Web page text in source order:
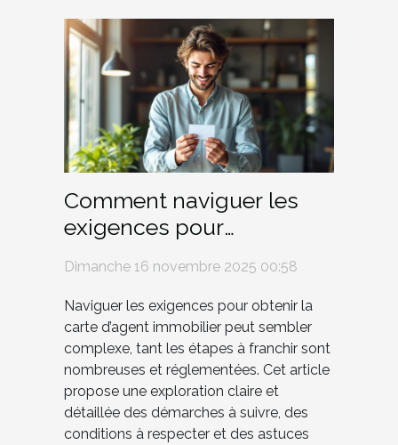
Comment naviguer les
exigences pour
l'obtention de la carte
d'agent immobilier ?
Dimanche 16 novembre 2025 00:58
Naviguer les exigences pour obtenir la
carte d’agent immobilier peut sembler
complexe, tant les étapes à franchir sont
nombreuses et réglementées. Cet article
propose une exploration claire et
détaillée des démarches à suivre, des
conditions à respecter et des astuces